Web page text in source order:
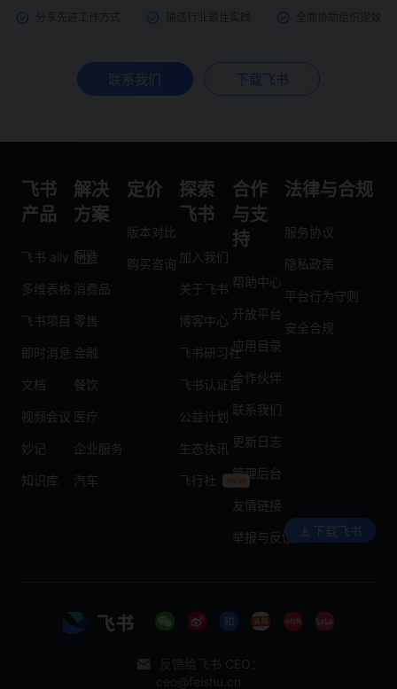
联系我们 下载飞书
飞书
产品
飞书 aily
多维表格
飞书项目
即时消息
文档
视频会议
妙记
知识库
解决
方案
制造
消费品
零售
金融
餐饮
医疗
企业服务
汽车
定价
版本对比
购买咨询
探索
飞书
加入我们
关于飞书
博客中心
飞书研习社
飞书认证官
公益计划
生态快讯
飞行社
合作
与支
持
帮助中心
开放平台
应用目录
合作伙伴
联系我们
更新日志
管理后台
友情链接
举报与反馈
法律与合规
服务协议
隐私政策
平台行为守则
安全合规
下载飞书
反馈给飞书 CEO：
ceo@feishu.cn